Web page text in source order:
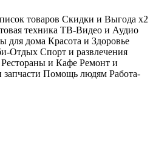
товаров Скидки и Выгода x2
техника ТВ-Видео и Аудио
для дома Красота и Здоровье
Отдых Спорт и развлечения
Рестораны и Кафе Ремонт и
Помощь людям Работа-